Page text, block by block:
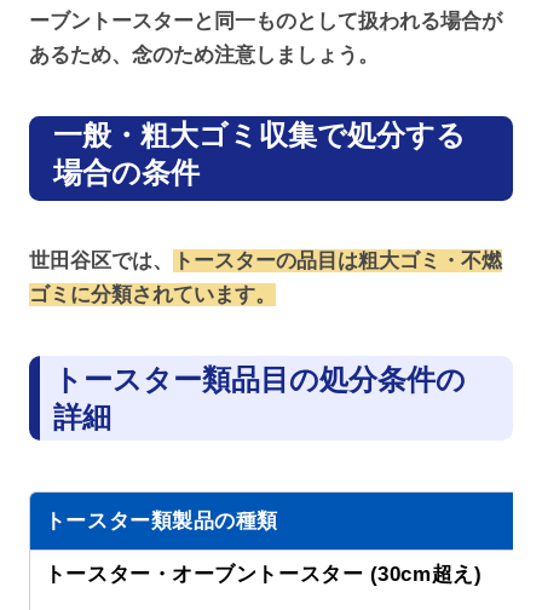
ーブントースターと同一ものとして扱われる場合が
あるため、念のため注意しましょう。
一般・粗大ゴミ収集で処分する
場合の条件
世田谷区では、
トースターの品目は粗大ゴミ・不燃
ゴミに分類されています。
トースター類品目の処分条件の
詳細
トースター類製品の種類
トースター・オーブントースター (30cm超え)